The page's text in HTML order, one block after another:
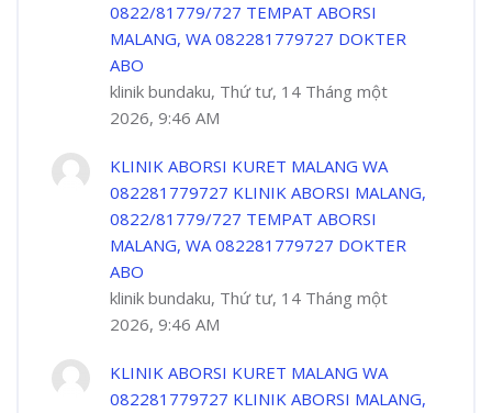
0822/81779/727 TEMPAT ABORSI
MALANG, WA 082281779727 DOKTER
ABO
klinik bundaku, Thứ tư, 14 Tháng một
2026, 9:46 AM
KLINIK ABORSI KURET MALANG WA
082281779727 KLINIK ABORSI MALANG,
0822/81779/727 TEMPAT ABORSI
MALANG, WA 082281779727 DOKTER
ABO
klinik bundaku, Thứ tư, 14 Tháng một
2026, 9:46 AM
KLINIK ABORSI KURET MALANG WA
082281779727 KLINIK ABORSI MALANG,